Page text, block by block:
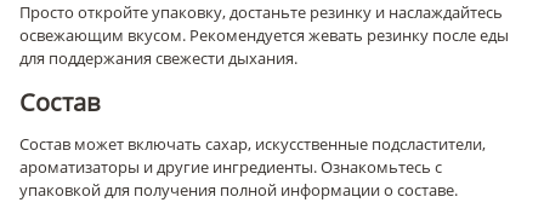
Просто откройте упаковку, достаньте резинку и наслаждайтесь
освежающим вкусом. Рекомендуется жевать резинку после еды
для поддержания свежести дыхания.
Состав
Состав может включать сахар, искусственные подсластители,
ароматизаторы и другие ингредиенты. Ознакомьтесь с
упаковкой для получения полной информации о составе.